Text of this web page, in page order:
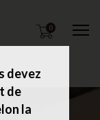
devez
de
la
0